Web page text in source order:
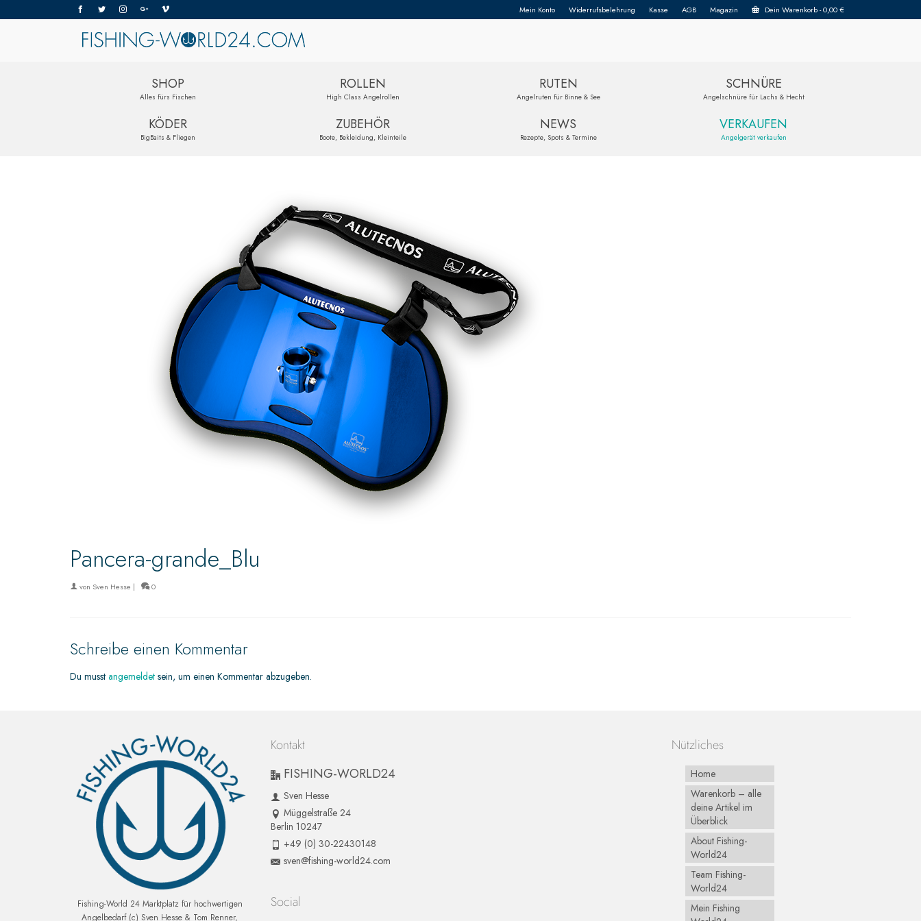
Mein Konto Widerrufsbelehrung Kasse AGB Magazin Dein Warenkorb-0,00€
SHOP
Alles fürs Fischen
ROLLEN
High Class Angelrollen
RUTEN
Angelruten für Binne & See
SCHNÜRE
Angelschnüre für Lachs & Hecht
KÖDER
BigBaits & Fliegen
ZUBEHÖR
Boote, Bekleidung, Kleinteile
NEWS
Rezepte, Spots & Termine
VERKAUFEN
Angelgerät verkaufen
Pancera-grande_Blu
von Sven Hesse | 0
Schreibe einen Kommentar
Du musst angemeldet sein, um einen Kommentar abzugeben.
Fishing-World 24 Marktplatz für hochwertigen
Angelbedarf (c) Sven Hesse & Tom Renner,
Kontakt
FISHING-WORLD24
Sven Hesse
Müggelstraße 24
Berlin 10247
+49 (0) 30-22430148
sven@fishing-world24.com
Social
Nützliches
Home
Warenkorb – alle
deine Artikel im
Überblick
About Fishing-
World24
Team Fishing-
World24
Mein Fishing